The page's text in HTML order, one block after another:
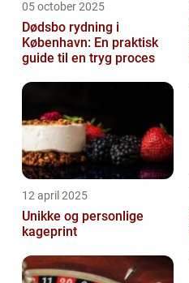
05 october 2025
Dødsbo rydning i
København: En praktisk
guide til en tryg proces
12 april 2025
Unikke og personlige
kageprint